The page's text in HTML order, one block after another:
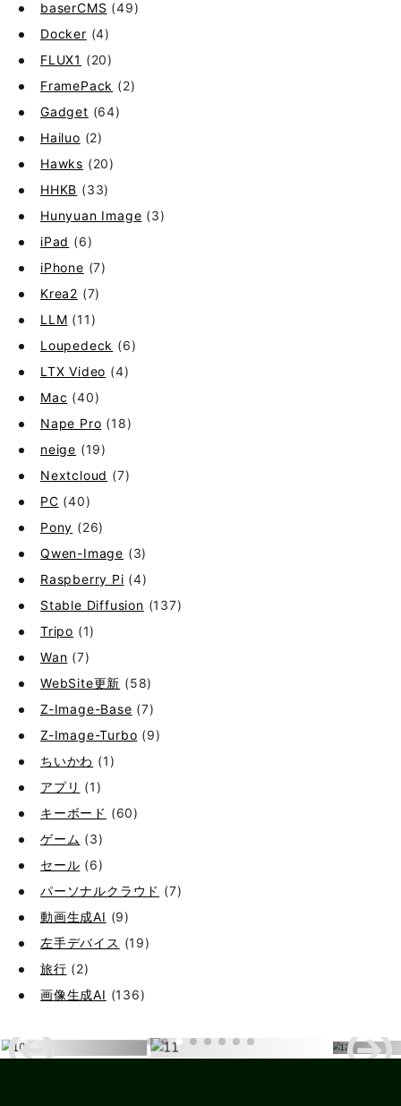
baserCMS (49)
Docker (4)
FLUX1 (20)
FramePack (2)
Gadget (64)
Hailuo (2)
Hawks (20)
HHKB (33)
Hunyuan Image (3)
iPad (6)
iPhone (7)
Krea2 (7)
LLM (11)
Loupedeck (6)
LTX Video (4)
Mac (40)
Nape Pro (18)
neige (19)
Nextcloud (7)
PC (40)
Pony (26)
Qwen-Image (3)
Raspberry Pi (4)
Stable Diffusion (137)
Tripo (1)
Wan (7)
WebSite更新 (58)
Z-Image-Base (7)
Z-Image-Turbo (9)
ちいかわ (1)
アプリ (1)
キーボード (60)
ゲーム (3)
セール (6)
パーソナルクラウド (7)
動画生成AI (9)
左手デバイス (19)
旅行 (2)
画像生成AI (136)